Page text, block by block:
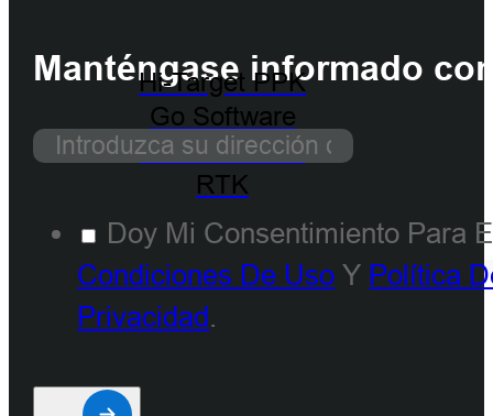
Hi-Target PPK
Go Software
for Phantom 4
RTK
Manténgase informado
Doy Mi Consentimiento Para
Condiciones De Uso Y Política
Privacidad.